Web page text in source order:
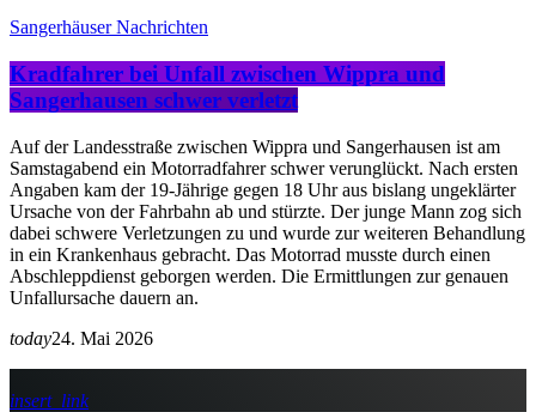
Sangerhäuser Nachrichten
Kradfahrer bei Unfall zwischen Wippra und
Sangerhausen schwer verletzt
Auf der Landesstraße zwischen Wippra und Sangerhausen ist am
Samstagabend ein Motorradfahrer schwer verunglückt. Nach ersten
Angaben kam der 19-Jährige gegen 18 Uhr aus bislang ungeklärter
Ursache von der Fahrbahn ab und stürzte. Der junge Mann zog sich
dabei schwere Verletzungen zu und wurde zur weiteren Behandlung
in ein Krankenhaus gebracht. Das Motorrad musste durch einen
Abschleppdienst geborgen werden. Die Ermittlungen zur genauen
Unfallursache dauern an.
today24. Mai 2026
insert_link